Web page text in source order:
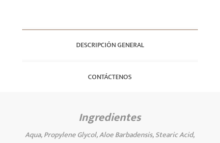
DESCRIPCIÓN GENERAL
CONTÁCTENOS
Ingredientes
Aqua, Propylene Glycol, Aloe Barbadensis, Stearic Acid,